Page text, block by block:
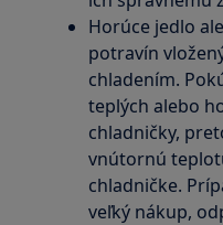
Horúce jedlo
potravín
chladením.
teplých alebo
chladničky,
vnútornú
chladničke.
veľký nákup,